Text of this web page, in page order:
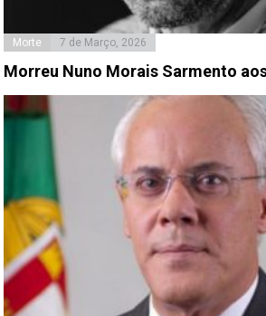
Morte 7 de Março, 2026
Morreu Nuno Morais Sarmento